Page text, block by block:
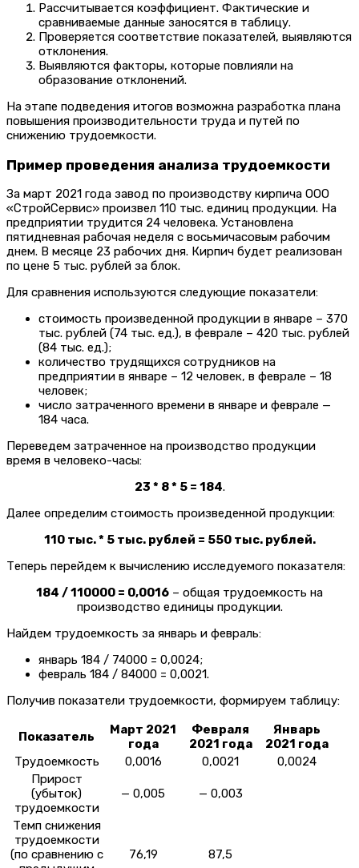
Рассчитывается коэффициент. Фактические и
сравниваемые данные заносятся в таблицу.
Проверяется соответствие показателей, выявляются
отклонения.
Выявляются факторы, которые повлияли на
образование отклонений.
На этапе подведения итогов возможна разработка плана
повышения производительности труда и путей по
снижению трудоемкости.
Пример проведения анализа трудоемкости
За март 2021 года завод по производству кирпича ООО
«СтройСервис» произвел 110 тыс. единиц продукции. На
предприятии трудится 24 человека. Установлена
пятидневная рабочая неделя с восьмичасовым рабочим
днем. В месяце 23 рабочих дня. Кирпич будет реализован
по цене 5 тыс. рублей за блок.
Для сравнения используются следующие показатели:
стоимость произведенной продукции в январе – 370
тыс. рублей (74 тыс. ед.), в феврале – 420 тыс. рублей
(84 тыс. ед.);
количество трудящихся сотрудников на
предприятии в январе – 12 человек, в феврале – 18
человек;
число затраченного времени в январе и феврале —
184 часа.
Переведем затраченное на производство продукции
время в человеко-часы:
23 * 8 * 5 = 184.
Далее определим стоимость произведенной продукции:
110 тыс. * 5 тыс. рублей = 550 тыс. рублей.
Теперь перейдем к вычислению исследуемого показателя:
184 / 110000 = 0,0016 – общая трудоемкость на
производство единицы продукции.
Найдем трудоемкость за январь и февраль:
январь 184 / 74000 = 0,0024;
февраль 184 / 84000 = 0,0021.
Получив показатели трудоемкости, формируем таблицу:
Показатель
Март 2021
года
Февраля
2021 года
Январь
2021 года
Трудоемкость
0,0016 0,0021
0,0024
Прирост
(убыток)
трудоемкости
— 0,005 — 0,003
Темп снижения
трудоемкости
(по сравнению с
76,19 87,5